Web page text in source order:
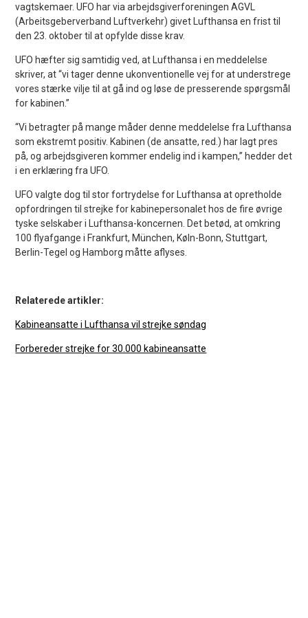
vagtskemaer. UFO har via arbejdsgiverforeningen AGVL
(Arbeitsgeberverband Luftverkehr) givet Lufthansa en frist til
den 23. oktober til at opfylde disse krav.
UFO hæfter sig samtidig ved, at Lufthansa i en meddelelse
skriver, at “vi tager denne ukonventionelle vej for at understrege
vores stærke vilje til at gå ind og løse de presserende spørgsmål
for kabinen.”
“Vi betragter på mange måder denne meddelelse fra Lufthansa
som ekstremt positiv. Kabinen (de ansatte, red.) har lagt pres
på, og arbejdsgiveren kommer endelig ind i kampen,” hedder det
i en erklæring fra UFO.
UFO valgte dog til stor fortrydelse for Lufthansa at opretholde
opfordringen til strejke for kabinepersonalet hos de fire øvrige
tyske selskaber i Lufthansa-koncernen. Det betød, at omkring
100 flyafgange i Frankfurt, München, Køln-Bonn, Stuttgart,
Berlin-Tegel og Hamborg måtte aflyses.
Relaterede artikler:
Kabineansatte i Lufthansa vil strejke søndag
Forbereder strejke for 30.000 kabineansatte